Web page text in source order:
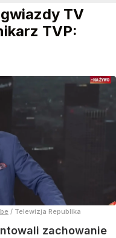
TV
TVP:
/ Telewizja Republika
zachowanie